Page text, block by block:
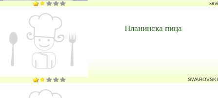
xevi
Планинска пица
SWAROVSKI